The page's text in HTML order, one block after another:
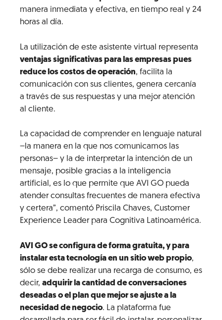
manera inmediata y efectiva, en tiempo real y 24
horas al día.
La utilización de este asistente virtual representa
ventajas significativas para las empresas pues
reduce los costos de operación, facilita la
comunicación con sus clientes, genera cercanía
a través de sus respuestas y una mejor atención
al cliente.
La capacidad de comprender en lenguaje natural
–la manera en la que nos comunicamos las
personas– y la de interpretar la intención de un
mensaje, posible gracias a la inteligencia
artificial, es lo que permite que AVI GO pueda
atender consultas frecuentes de manera efectiva
y certera”, comentó Priscila Chaves, Customer
Experience Leader para Cognitiva Latinoamérica.
AVI GO se configura de forma gratuita, y para
instalar esta tecnología en un sitio web propio,
sólo se debe realizar una recarga de consumo, es
decir, adquirir la cantidad de conversaciones
deseadas o el plan que mejor se ajuste a la
necesidad de negocio. La plataforma fue